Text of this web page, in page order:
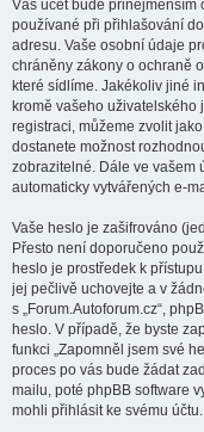
Váš účet bude přinejmenším
používané při přihlašování
adresu. Vaše osobní údaje
chráněny zákony o ochraně
které sídlíme. Jakékoliv jiné
kromě vašeho
registraci, můžeme zvolit
dostanete možnost
zobrazitelné. Dále ve vašem
automaticky vytvářených e-
Vaše heslo je zašifrováno
Přesto není doporučeno
heslo je prostředek k
jej pečlivě uchovejte a v
s „Forum.Autoforum.cz“,
heslo. V případě, že byste
funkci „Zapomněl jsem své
proces po vás bude žádat
mailu, poté phpBB software
mohli přihlásit ke svému účtu.